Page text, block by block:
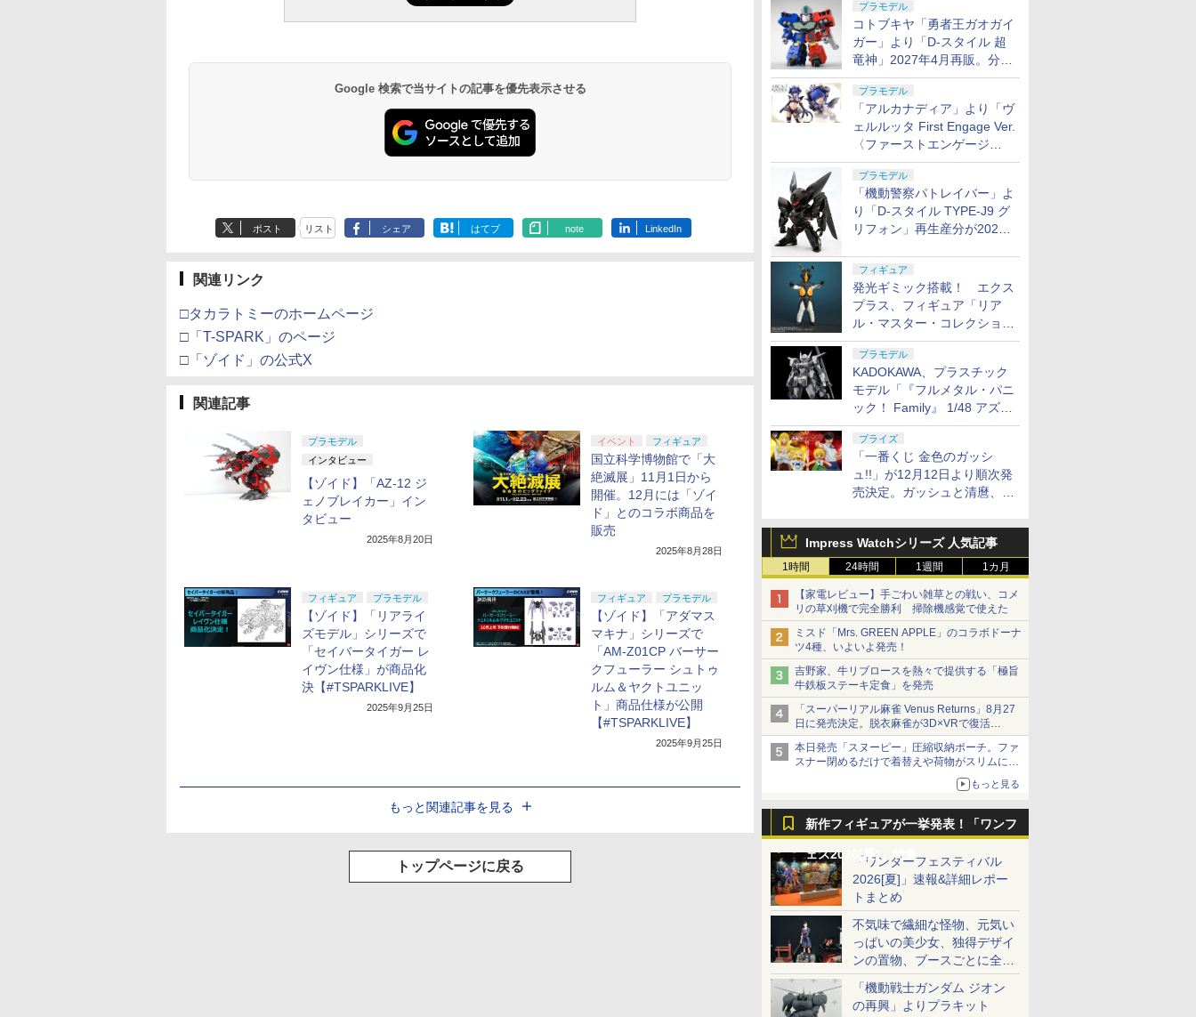
プラモデル
コトブキヤ「勇者王ガオガイ
ガー」より「D-スタイル 超
竜神」2027年4月再販。分離
変形が可能
プラモデル
「アルカナディア」より「ヴ
ェルルッタ First Engage Ver.
〈ファーストエンゲージ
Ver.〉」が2027年2月発売！
プラモデル
「機動警察パトレイバー」よ
り「D-スタイル TYPE-J9 グ
リフォン」再生産分が2027
フィギュア
発光ギミック搭載！ エクス
プラス、フィギュア「リア
ル・マスター・コレクション
ゼットン リニューアルVer.」
11月発売
プラモデル
KADOKAWA、プラスチック
モデル「『フルメタル・パニ
ック！ Family』 1/48 アズー
ル・レイヴン」の発売延期を
発表
プライズ
「一番くじ 金色のガッシ
ュ!!」が12月12日より順次発
売決定。ガッシュと清麿、キ
ィギュアで登場
Impress Watchシリーズ 人気記事
1時間 24時間 1週間 1カ月
【家電レビュー】手ごわい雑草との戦い、コメ
リの草刈機で完全勝利 掃除機感覚で使えた
ミスド「Mrs. GREEN APPLE」のコラボドーナ
ツ4種、いよいよ発売！
吉野家、牛リブロースを熱々で提供する「極旨
牛鉄板ステーキ定食」を発売
「スーパーリアル麻雀 Venus Returns」8月27
日に発売決定。脱衣麻雀が3D×VRで復活
発売から2週間は20%オフになるセールが実施
本日発売「スヌーピー」圧縮収納ポーチ。ファ
スナー閉めるだけで着替えや荷物がスリムにま
もっと見る
新作フィギュアが一挙発表！「ワンフ
ェス2026[夏]」特集「ワンダーフェスティバル
2026[夏]」速報&詳細レポー
トまとめ
不気味で繊細な怪物、元気い
っぱいの美少女、独得デザイ
ンの置物、ブースごとに全く
異なる世界が広がる一般ディ
ーラーフォトレポート
「機動戦士ガンダム ジオン
の再興」よりプラキット
Google 検索で当サイトの記事を優先表示させる
ポスト リスト シェア はてブ note LinkedIn
関連リンク
□タカラトミーのホームページ
□「T-SPARK」のページ
□「ゾイド」の公式X
関連記事
プラモデル
インタビュー
【ゾイド】「AZ-12 ジ
ェノブレイカー」イン
タビュー
2025年8月20日
イベント フィギュア
国立科学博物館で「大
絶滅展」11月1日から
開催。12月には「ゾイ
ド」とのコラボ商品を
販売
2025年8月28日
フィギュア プラモデル
【ゾイド】「リアライ
ズモデル」シリーズで
「セイバータイガー レ
イヴン仕様」が商品化
決【#TSPARKLIVE】
2025年9月25日
フィギュア プラモデル
【ゾイド】「アダマス
マキナ」シリーズで
「AM-Z01CP バーサー
クフューラー シュトゥ
ルム＆ヤクトユニッ
ト」商品仕様が公開
【#TSPARKLIVE】
2025年9月25日
もっと関連記事を見る
トップページに戻る